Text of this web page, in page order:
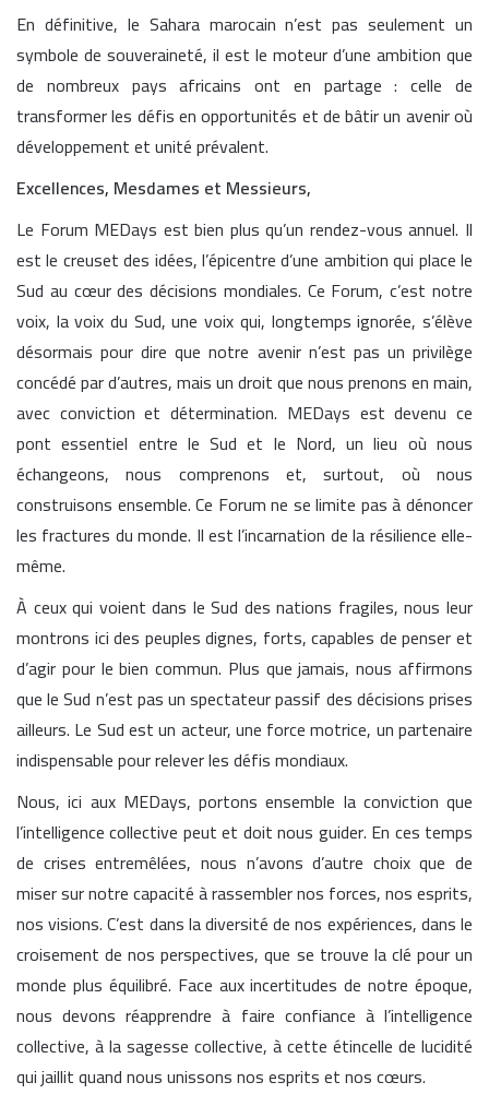
En définitive, le Sahara marocain n’est pas seulement un
symbole de souveraineté, il est le moteur d’une ambition que
de nombreux pays africains ont en partage : celle de
transformer les défis en opportunités et de bâtir un avenir où
développement et unité prévalent.
Excellences, Mesdames et Messieurs,
Le Forum MEDays est bien plus qu’un rendez-vous annuel. Il
est le creuset des idées, l’épicentre d’une ambition qui place le
Sud au cœur des décisions mondiales. Ce Forum, c’est notre
voix, la voix du Sud, une voix qui, longtemps ignorée, s’élève
désormais pour dire que notre avenir n’est pas un privilège
concédé par d’autres, mais un droit que nous prenons en main,
avec conviction et détermination. MEDays est devenu ce
pont essentiel entre le Sud et le Nord, un lieu où nous
échangeons, nous comprenons et, surtout, où nous
construisons ensemble. Ce Forum ne se limite pas à dénoncer
les fractures du monde. Il est l’incarnation de la résilience elle-
même.
À ceux qui voient dans le Sud des nations fragiles, nous leur
montrons ici des peuples dignes, forts, capables de penser et
d’agir pour le bien commun. Plus que jamais, nous affirmons
que le Sud n’est pas un spectateur passif des décisions prises
ailleurs. Le Sud est un acteur, une force motrice, un partenaire
indispensable pour relever les défis mondiaux.
Nous, ici aux MEDays, portons ensemble la conviction que
l’intelligence collective peut et doit nous guider. En ces temps
de crises entremêlées, nous n’avons d’autre choix que de
miser sur notre capacité à rassembler nos forces, nos esprits,
nos visions. C’est dans la diversité de nos expériences, dans le
croisement de nos perspectives, que se trouve la clé pour un
monde plus équilibré. Face aux incertitudes de notre époque,
nous devons réapprendre à faire confiance à l’intelligence
collective, à la sagesse collective, à cette étincelle de lucidité
qui jaillit quand nous unissons nos esprits et nos cœurs.